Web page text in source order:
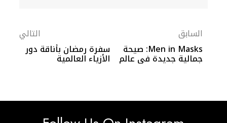
السابق
Men in Masks: صيحة
جمالية جديدة في عالم
المشاهير
التالي
سفرة رمضان بأناقة دور
الأزياء العالمية